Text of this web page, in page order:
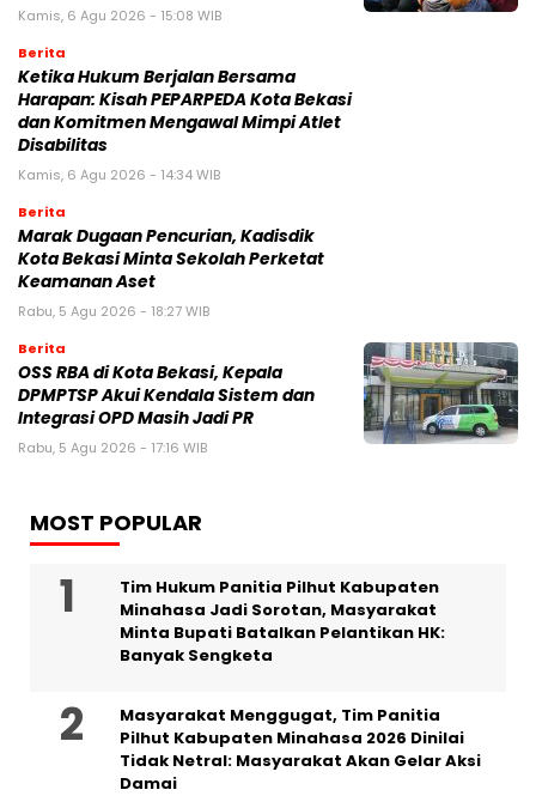
Kamis, 6 Agu 2026 - 15:08 WIB
Berita
Ketika Hukum Berjalan Bersama
Harapan: Kisah PEPARPEDA Kota Bekasi
dan Komitmen Mengawal Mimpi Atlet
Disabilitas
Kamis, 6 Agu 2026 - 14:34 WIB
Berita
‎Marak Dugaan Pencurian, Kadisdik
Kota Bekasi Minta Sekolah Perketat
Keamanan Aset
Rabu, 5 Agu 2026 - 18:27 WIB
Berita
‎OSS RBA di Kota Bekasi, Kepala
DPMPTSP Akui Kendala Sistem dan
Integrasi OPD Masih Jadi PR
Rabu, 5 Agu 2026 - 17:16 WIB
MOST POPULAR
Tim Hukum Panitia Pilhut Kabupaten
Minahasa Jadi Sorotan, Masyarakat
Minta Bupati Batalkan Pelantikan HK:
Banyak Sengketa
Masyarakat Menggugat, Tim Panitia
Pilhut Kabupaten Minahasa 2026 Dinilai
Tidak Netral: Masyarakat Akan Gelar Aksi
Damai